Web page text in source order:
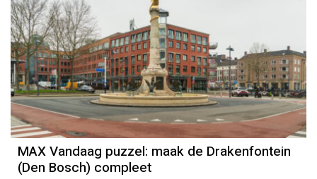
MAX Vandaag puzzel: maak de Drakenfontein
(Den Bosch) compleet